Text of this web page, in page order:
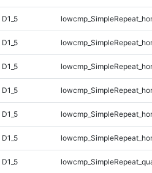
D1_5
D1_5
D1_5
D1_5
D1_5
D1_5
D1_5